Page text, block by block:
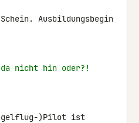
Schein. Ausbildungsbegin
da nicht hin oder?!
)Pilot ist